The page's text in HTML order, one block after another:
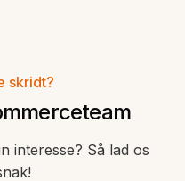
skridt?
interesse? Så lad os